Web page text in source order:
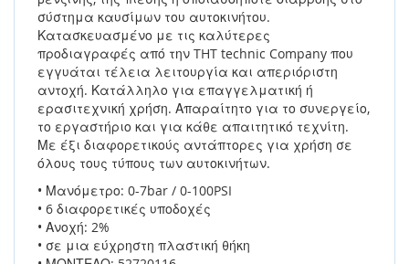
σύστημα καυσίμων του αυτοκινήτου.
Κατασκευασμένο με τις καλύτερες
προδιαγραφές από την THT technic Company που
εγγυάται τέλεια λειτουργία και απεριόριστη
αντοχή. Κατάλληλο για επαγγελματική ή
ερασιτεχνική χρήση. Απαραίτητο για το συνεργείο,
το εργαστήριο και για κάθε απαιτητικό τεχνίτη.
Με έξι διαφορετικούς αντάπτορες για χρήση σε
όλους τους τύπους των αυτοκινήτων.
• Μανόμετρο: 0-7bar / 0-100PSI
• 6 διαφορετικές υποδοχές
• Ανοχή: 2%
• σε μια εύχρηστη πλαστική θήκη